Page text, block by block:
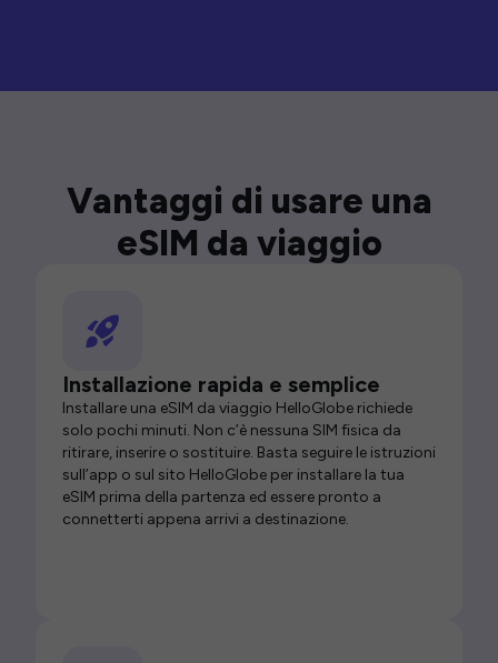
Vantaggi di usare una
eSIM da viaggio
Installazione rapida e semplice
Installare una eSIM da viaggio HelloGlobe richiede
solo pochi minuti. Non c’è nessuna SIM fisica da
ritirare, inserire o sostituire. Basta seguire le istruzioni
sull’app o sul sito HelloGlobe per installare la tua
eSIM prima della partenza ed essere pronto a
connetterti appena arrivi a destinazione.